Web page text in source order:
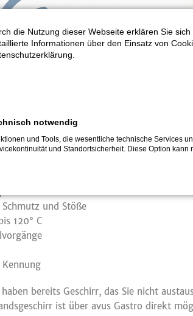
Geschirr werden
oder Glas
und Stöße
120° C
bereits Geschirr, das Sie nicht
ist über avus Gastro direkt
die Nutzung dieser Webseite erklären Sie
Informationen über den Einsatz von
notwendig
und Tools, die wesentliche technische Services
und Standortsicherheit. Diese Option